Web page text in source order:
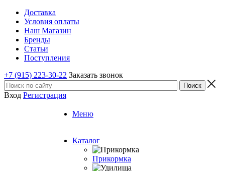
Доставка
Условия оплаты
Наш Магазин
Бренды
Статьи
Поступления
+7 (915) 223-30-22 Заказать звонок
Вход Регистрация
Меню
Каталог
Прикормка